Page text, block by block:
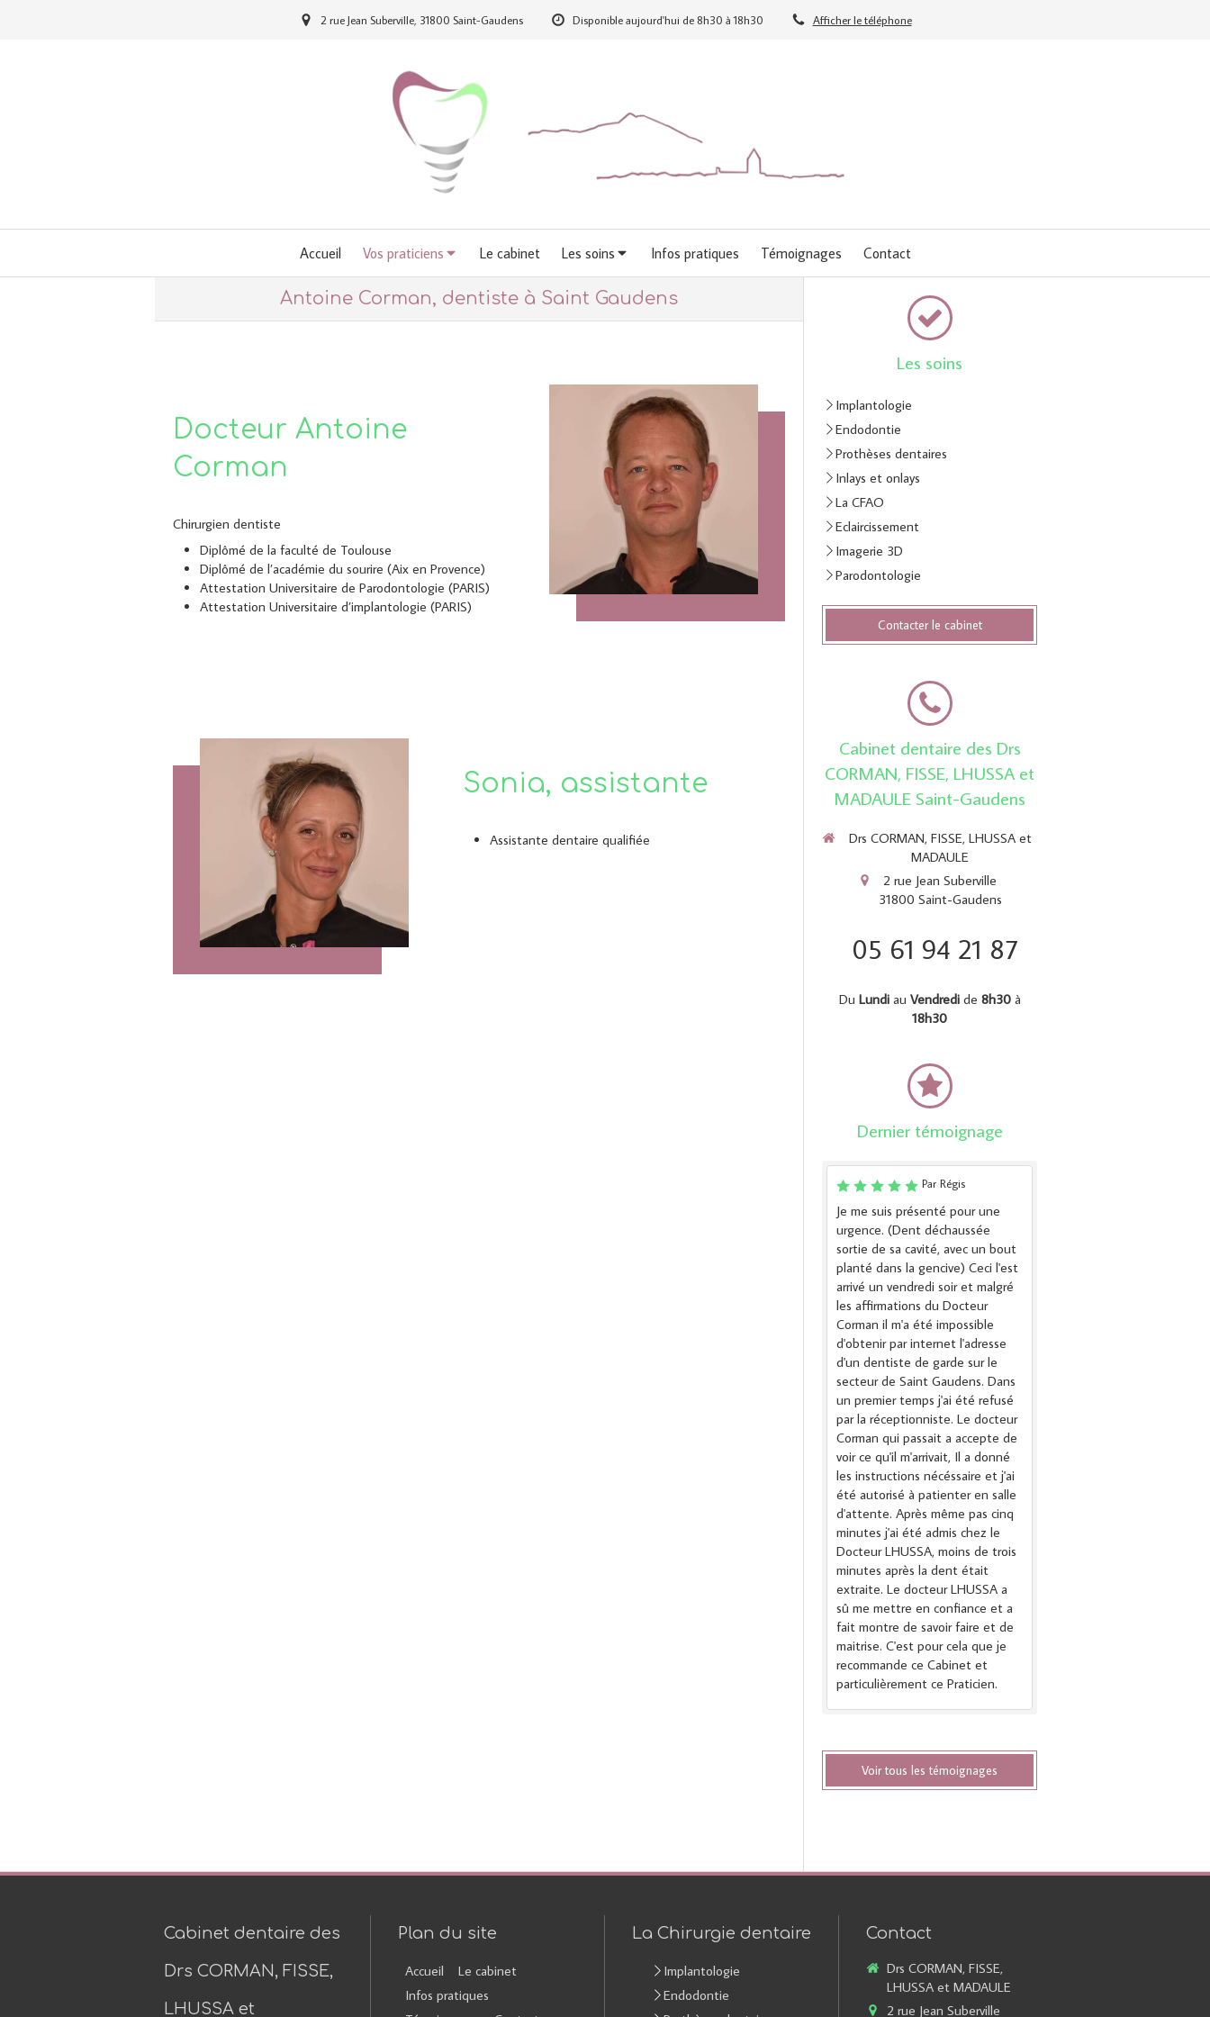
2 rue Jean Suberville, 31800 Saint-Gaudens Disponible aujourd'hui de 8h30 à 18h30 Afficher le téléphone
Accueil Vos praticiens Le cabinet Les soins Infos pratiques Témoignages Contact
Antoine Corman, dentiste à Saint Gaudens
Docteur Antoine
Corman
Chirurgien dentiste
Diplômé de la faculté de Toulouse
Diplômé de l’académie du sourire (Aix en Provence)
Attestation Universitaire de Parodontologie (PARIS)
Attestation Universitaire d’implantologie (PARIS)
Sonia, assistante
Assistante dentaire qualifiée
Les soins
Implantologie
Endodontie
Prothèses dentaires
Inlays et onlays
La CFAO
Eclaircissement
Imagerie 3D
Parodontologie
Contacter le cabinet
Cabinet dentaire des Drs
CORMAN, FISSE, LHUSSA et
MADAULE Saint-Gaudens
Drs CORMAN, FISSE, LHUSSA et
MADAULE
2 rue Jean Suberville
31800 Saint-Gaudens
05 61 94 21 87
Du Lundiau Vendredide 8h30à
18h30
Dernier témoignage
Par Régis
Je me suis présenté pour une
urgence. (Dent déchaussée
sortie de sa cavité, avec un bout
planté dans la gencive) Ceci l'est
arrivé un vendredi soir et malgré
les affirmations du Docteur
Corman il m'a été impossible
d'obtenir par internet l'adresse
d'un dentiste de garde sur le
secteur de Saint Gaudens. Dans
un premier temps j'ai été refusé
par la réceptionniste. Le docteur
Corman qui passait a accepte de
voir ce qu'il m'arrivait, Il a donné
les instructions nécéssaire et j'ai
été autorisé à patienter en salle
d'attente. Après même pas cinq
minutes j'ai été admis chez le
Docteur LHUSSA, moins de trois
minutes après la dent était
extraite. Le docteur LHUSSA a
sû me mettre en confiance et a
fait montre de savoir faire et de
maitrise. C'est pour cela que je
recommande ce Cabinet et
particulièrement ce Praticien.
Voir tous les témoignages
Cabinet dentaire des
Drs CORMAN, FISSE,
LHUSSA et
Plan du site
Accueil
Le cabinet
Infos pratiques
La Chirurgie dentaire
Implantologie
Endodontie
Contact
Drs CORMAN, FISSE,
LHUSSA et MADAULE
2 rue Jean Suberville